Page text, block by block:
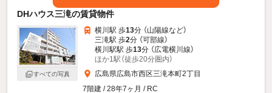
DHハウス三滝の賃貸物件
すべての写真
横川駅 歩13分 （山陽線など）
三滝駅 歩2分 （可部線）
横川駅駅 歩13分 （広電横川線）
ほか1駅（徒歩20分圏内）
広島県広島市西区三滝本町2丁目
7階建 / 28年7ヶ月 / RC